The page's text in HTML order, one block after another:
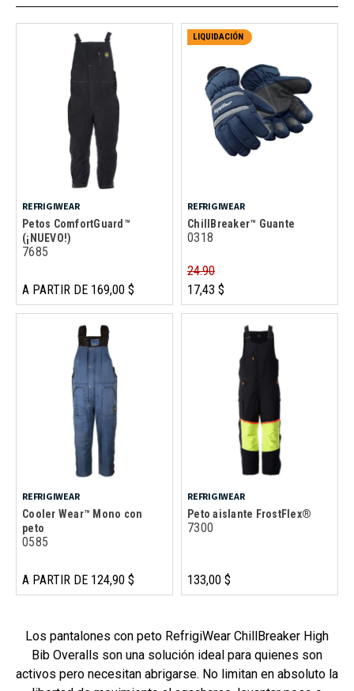
REFRIGIWEAR
Petos ComfortGuard™
(¡NUEVO!)
7685
A PARTIR DE 169,00 $
LIQUIDACIÓN
REFRIGIWEAR
ChillBreaker™ Guante
0318
24.90
17,43 $
REFRIGIWEAR
Cooler Wear™ Mono con
peto
0585
A PARTIR DE 124,90 $
REFRIGIWEAR
Peto aislante FrostFlex®
7300
133,00 $
Los pantalones con peto RefrigiWear ChillBreaker High
Bib Overalls son una solución ideal para quienes son
activos pero necesitan abrigarse. No limitan en absoluto la